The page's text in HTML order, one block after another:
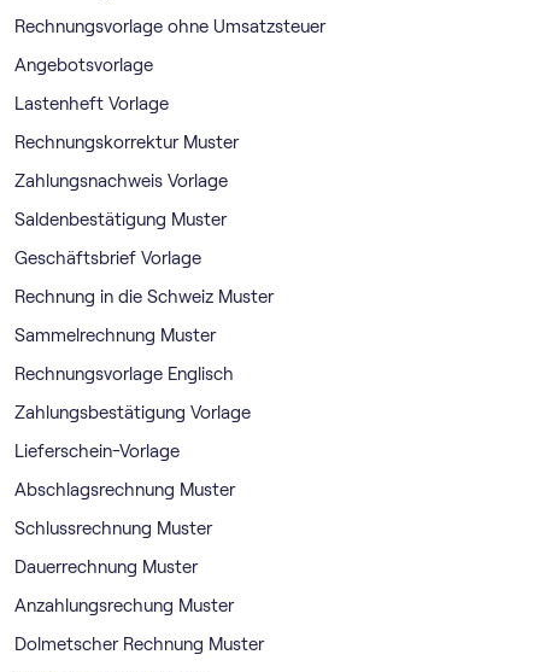
Rechnungsvorlage ohne Umsatzsteuer
Angebotsvorlage
Lastenheft Vorlage
Rechnungskorrektur Muster
Zahlungsnachweis Vorlage
Saldenbestätigung Muster
Geschäftsbrief Vorlage
Rechnung in die Schweiz Muster
Sammelrechnung Muster
Rechnungsvorlage Englisch
Zahlungsbestätigung Vorlage
Lieferschein-Vorlage
Abschlagsrechnung Muster
Schlussrechnung Muster
Dauerrechnung Muster
Anzahlungsrechung Muster
Dolmetscher Rechnung Muster